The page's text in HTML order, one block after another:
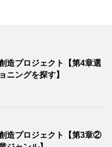
造プロジェクト【第4章選
ニングを探す】
造プロジェクト【第3章②